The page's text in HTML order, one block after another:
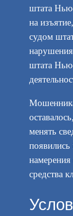
штата
на
судом
штата
менять
намерения
средства